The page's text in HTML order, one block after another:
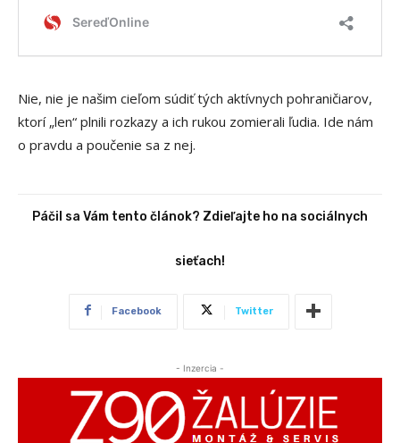
Nie, nie je našim cieľom súdiť tých aktívnych pohraničiarov,
ktorí „len“ plnili rozkazy a ich rukou zomierali ľudia. Ide nám
o pravdu a poučenie sa z nej.
Páčil sa Vám tento článok? Zdieľajte ho na sociálnych
sieťach!
Facebook Twitter
- Inzercia -